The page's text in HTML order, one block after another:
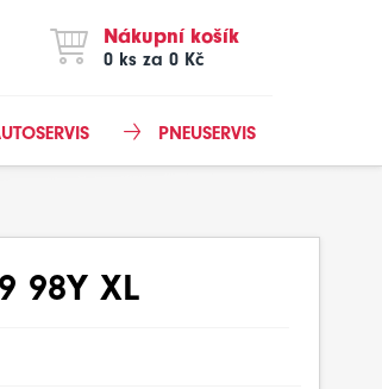
Nákupní košík
0 ks za 0 Kč
PNEUSERVIS
98Y XL